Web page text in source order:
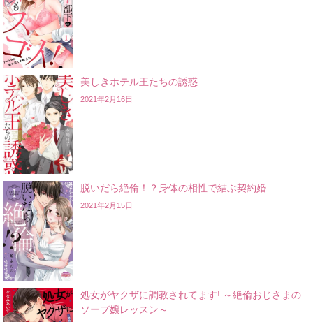
美しきホテル王たちの誘惑
2021年2月16日
脱いだら絶倫！？身体の相性で結ぶ契約婚
2021年2月15日
処女がヤクザに調教されてます! ～絶倫おじさまの
ソープ嬢レッスン～